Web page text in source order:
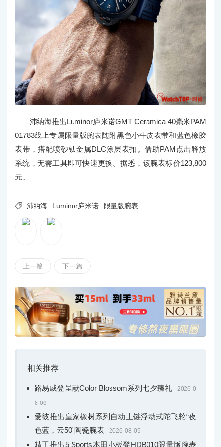
沛纳海推出Luminor庐米诺GMT Ceramica 40毫米PAM
01783线上专属限量版腕表随附黑色小牛皮表带和蓝色橡胶
表带，搭配喷砂钛金属DLC涂层表扣。借助PAM点击释放
系统，无需工具即可快速更换。据悉，该腕表标价123,800
元。
 沛纳海 Luminor庐米诺 限量版腕表
上一篇 下一篇
相关推荐
路易威登呈献Color Blossom系列七夕臻礼 2026-0
8-06
爱彼推出皇家橡树系列自动上链浮动式陀飞轮“夜
色蓝，云50”陶瓷腕表
2026-08-05
精工推出5 Sports本田小板凳HDB010限量版腕表